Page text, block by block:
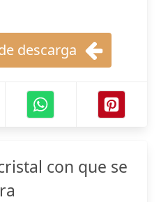
descarga
con que se